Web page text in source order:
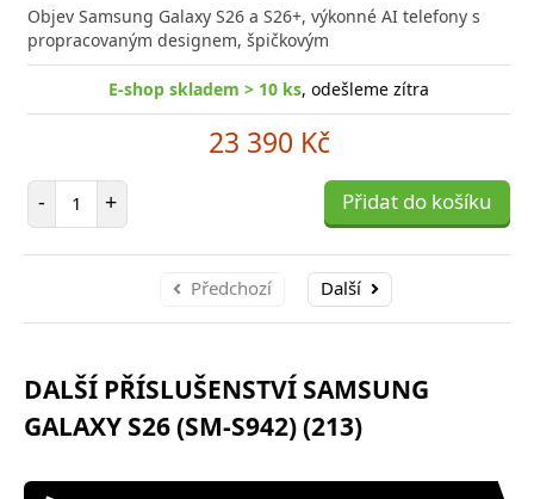
Objev Samsung Galaxy S26 a S26+, výkonné AI telefony s
propracovaným designem, špičkovým
E-shop skladem > 10 ks, odešleme zítra
23 390 Kč
- Počet položek
+ Přidat do košíku
Předchozí Další
DALŠÍ PŘÍSLUŠENSTVÍ SAMSUNG
GALAXY S26 (SM-S942) (213)